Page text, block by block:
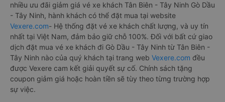
nhiều ưu đãi giảm giá vé xe khách Tân Biên - Tây Ninh Gò Dầu
- Tây Ninh, hành khách có thể đặt mua tại website
Vexere.com- Hệ thống đặt vé xe khách chất lượng, và uy tín
nhất tại Việt Nam, đảm bảo giữ chỗ 100%. Đối với bất cứ giao
dịch đặt mua vé xe khách đi Gò Dầu - Tây Ninh từ Tân Biên -
Tây Ninh nào của quý khách tại trang web Vexere.com đều
được Vexere cam kết giải quyết sự cố. Chính sách tặng
coupon giảm giá hoặc hoàn tiền sẽ tùy theo từng trường hợp
sự việc.